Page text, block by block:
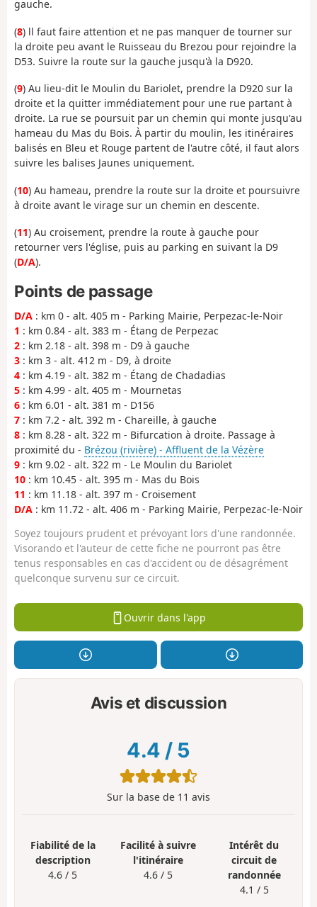
gauche.
(8) ll faut faire attention et ne pas manquer de tourner sur
la droite peu avant le Ruisseau du Brezou pour rejoindre la
D53. Suivre la route sur la gauche jusqu'à la D920.
(9) Au lieu-dit le Moulin du Bariolet, prendre la D920 sur la
droite et la quitter immédiatement pour une rue partant à
droite. La rue se poursuit par un chemin qui monte jusqu'au
hameau du Mas du Bois. À partir du moulin, les itinéraires
balisés en Bleu et Rouge partent de l'autre côté, il faut alors
suivre les balises Jaunes uniquement.
(10) Au hameau, prendre la route sur la droite et poursuivre
à droite avant le virage sur un chemin en descente.
(11) Au croisement, prendre la route à gauche pour
retourner vers l'église, puis au parking en suivant la D9
(D/A).
Points de passage
D/A : km 0 - alt. 405 m - Parking Mairie, Perpezac-le-Noir
1 : km 0.84 - alt. 383 m - Étang de Perpezac
2 : km 2.18 - alt. 398 m - D9 à gauche
3 : km 3 - alt. 412 m - D9, à droite
4 : km 4.19 - alt. 382 m - Étang de Chadadias
5 : km 4.99 - alt. 405 m - Mournetas
6 : km 6.01 - alt. 381 m - D156
7 : km 7.2 - alt. 392 m - Chareille, à gauche
8 : km 8.28 - alt. 322 m - Bifurcation à droite. Passage à
proximité du - Brézou (rivière) - Affluent de la Vézère
9 : km 9.02 - alt. 322 m - Le Moulin du Bariolet
10 : km 10.45 - alt. 395 m - Mas du Bois
11 : km 11.18 - alt. 397 m - Croisement
D/A : km 11.72 - alt. 406 m - Parking Mairie, Perpezac-le-Noir
Soyez toujours prudent et prévoyant lors d'une randonnée.
Visorando et l'auteur de cette fiche ne pourront pas être
tenus responsables en cas d'accident ou de désagrément
quelconque survenu sur ce circuit.
Ouvrir dans l'app
Avis et discussion
4.4 / 5
Sur la base de 11 avis
Fiabilité de la
description
4.6 / 5
Facilité à suivre
l'itinéraire
4.6 / 5
Intérêt du
circuit de
randonnée
4.1 / 5